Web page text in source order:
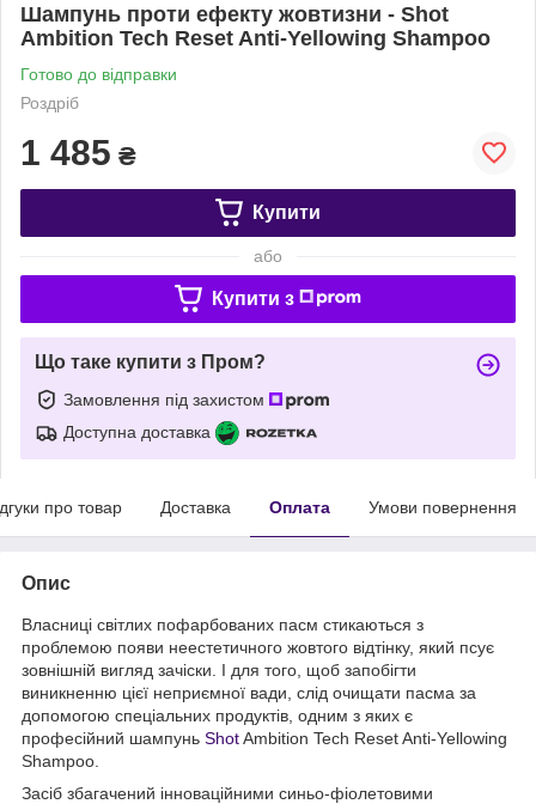
Шампунь проти ефекту жовтизни - Shot
Ambition Tech Reset Anti-Yellowing Shampoo
Готово до відправки
Роздріб
1 485 ₴
Купити
або
Купити з
Що таке купити з Пром?
Замовлення під захистом
Доступна доставка
про товар Доставка Оплата Умови повернення
Опис
Власниці світлих пофарбованих пасм стикаються з
проблемою появи неестетичного жовтого відтінку, який псує
зовнішній вигляд зачіски. І для того, щоб запобігти
виникненню цієї неприємної вади, слід очищати пасма за
допомогою спеціальних продуктів, одним з яких є
професійний шампунь ShotAmbition Tech Reset Anti-Yellowing
Shampoo.
Засіб збагачений інноваційними синьо-фіолетовими